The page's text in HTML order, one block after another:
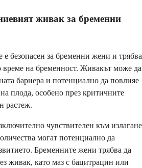
живак за бременни
безопасен за бременни жени и трябва
време на бременност. Живакът може да
бариера и потенциално да повлияе
плода, особено през критичните
растеж.
чувствителен към излагане
могат потенциално да
Бременните жени трябва да
живак, като маз с бацитрацин или